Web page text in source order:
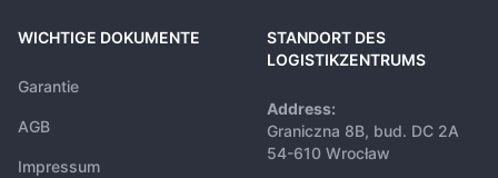
WICHTIGE DOKUMENTE
Garantie
AGB
Impressum
STANDORT DES
LOGISTIKZENTRUMS
Address:
Graniczna 8B, bud. DC 2A
54-610 Wrocław